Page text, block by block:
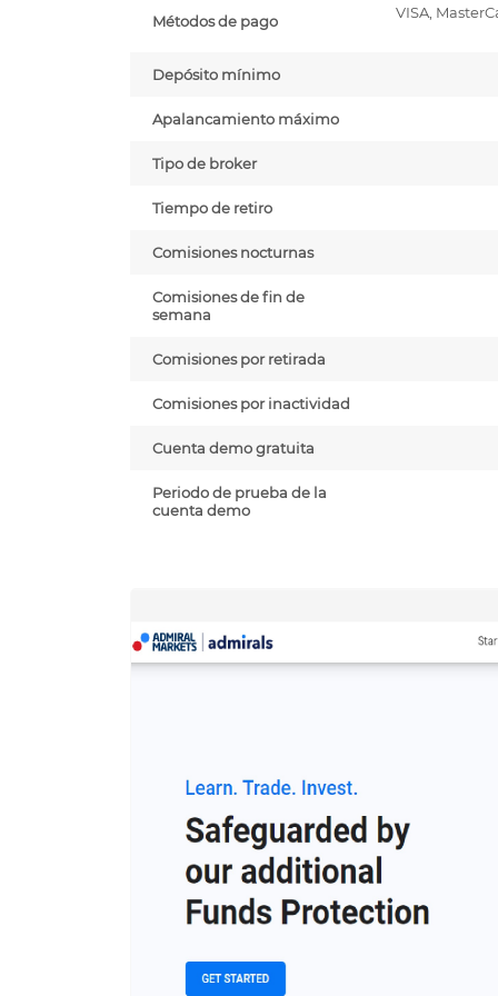
Métodos de pago VISA,
Depósito mínimo
Apalancamiento máximo
Tipo de broker
Tiempo de retiro
Comisiones nocturnas
Comisiones de fin de
semana
Comisiones por retirada
Comisiones por inactividad
Cuenta demo gratuita
Periodo de prueba de la
cuenta demo